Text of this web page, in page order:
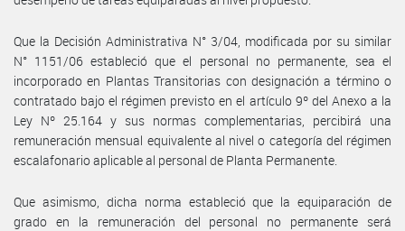
Que la Decisión Administrativa N° 3/04, modificada por su similar
N° 1151/06 estableció que el personal no permanente, sea el
incorporado en Plantas Transitorias con designación a término o
contratado bajo el régimen previsto en el artículo 9º del Anexo a la
Ley Nº 25.164 y sus normas complementarias, percibirá una
remuneración mensual equivalente al nivel o categoría del régimen
escalafonario aplicable al personal de Planta Permanente.
Que asimismo, dicha norma estableció que la equiparación de
grado en la remuneración del personal no permanente será